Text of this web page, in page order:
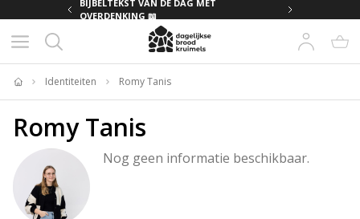
BIJBELTEKST VAN DE DAG MET
OVERDENKING 📖
Home
Identiteiten Romy Tanis
Romy Tanis
Nog geen informatie beschikbaar.